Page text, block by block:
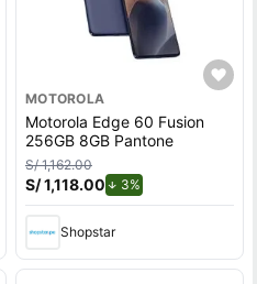
MOTOROLA
Motorola Edge 60 Fusion
256GB 8GB Pantone
S/ 1,162.00
S/ 1,118.00 3%de descuento.
Shopstar